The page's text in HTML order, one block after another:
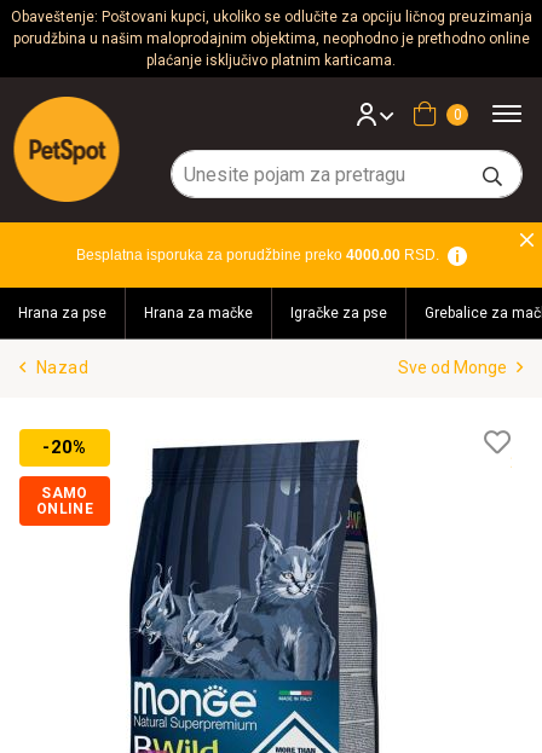
Obaveštenje: Poštovani kupci, ukoliko se odlučite za opciju ličnog preuzimanja
porudžbina u našim maloprodajnim objektima, neophodno je prethodno online
plaćanje isključivo platnim karticama.
Psi
Mačke
Glodari
Akvaristika
Teraristika
Brendovi
Blog
Akcija!
Korpa
Besplatna isporuka za porudžbine preko 4000.00RSD.
Hrana za pse Hrana za mačke Igračke za pse Grebalice za
Nazad Sve od Monge
-20%
SAMO
ONLINE